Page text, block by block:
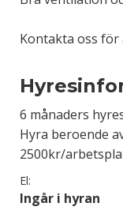
Kontakta oss för
6 månaders
Hyra beroende
2500kr/
El:
Ingår i hyran